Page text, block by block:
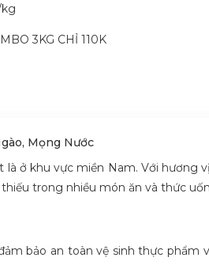
kg
3KG CHỈ 110K
Mọng Nước
là ở khu vực miền Nam. Với hương
trong nhiều món ăn và thức
bảo an toàn vệ sinh thực